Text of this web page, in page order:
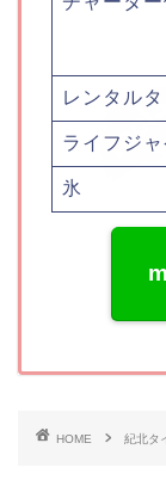
レンタル
ライフジャ
氷
HOME 紀北タ